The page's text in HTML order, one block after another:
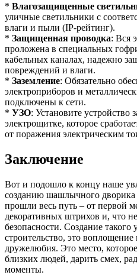
* Влагозащищенные
уличные светильники с
влаги и пыли (IP-рейтинг).
* Защищенная проводка: Вся
проложена в специальных
кабельных каналах, надежно
повреждений и влаги.
* Заземление: Обязательно
электроприборов и
подключены к сети.
* УЗО: Установите
электрощитке, которое
от поражения электрическим
Заключение
Вот и подошло к концу наше
созданию шашлычного
прошли весь путь – от первой
декоративных штрихов и, что
безопасности. Создание такого
строительство, это
дружелюбия. Это место,
близких людей, дарить смех,
моменты.